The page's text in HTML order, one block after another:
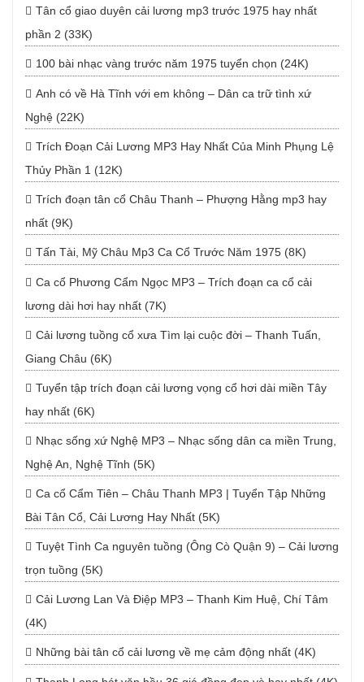
Tân cổ giao duyên cải lương mp3 trước 1975 hay nhất
phần 2 (33K)
100 bài nhạc vàng trước năm 1975 tuyển chọn (24K)
Anh có về Hà Tĩnh với em không – Dân ca trữ tình xứ
Nghệ (22K)
Trích Đoạn Cải Lương MP3 Hay Nhất Của Minh Phụng Lệ
Thủy Phần 1 (12K)
Trích đoạn tân cổ Châu Thanh – Phượng Hằng mp3 hay
nhất (9K)
Tấn Tài, Mỹ Châu Mp3 Ca Cổ Trước Năm 1975 (8K)
Ca cổ Phương Cẩm Ngọc MP3 – Trích đoạn ca cổ cải
lương dài hơi hay nhất (7K)
Cải lương tuồng cổ xưa Tìm lại cuộc đời – Thanh Tuấn,
Giang Châu (6K)
Tuyển tập trích đoạn cải lương vọng cổ hơi dài miền Tây
hay nhất (6K)
Nhạc sống xứ Nghệ MP3 – Nhạc sống dân ca miền Trung,
Nghệ An, Nghệ Tĩnh (5K)
Ca cổ Cẩm Tiên – Châu Thanh MP3 | Tuyển Tập Những
Bài Tân Cổ, Cải Lương Hay Nhất (5K)
Tuyệt Tình Ca nguyên tuồng (Ông Cò Quận 9) – Cải lương
trọn tuồng (5K)
Cải Lương Lan Và Điệp MP3 – Thanh Kim Huệ, Chí Tâm
(4K)
Những bài tân cổ cải lương về mẹ cảm động nhất (4K)